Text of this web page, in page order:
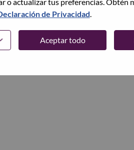
de Privacidad
Aceptar todo